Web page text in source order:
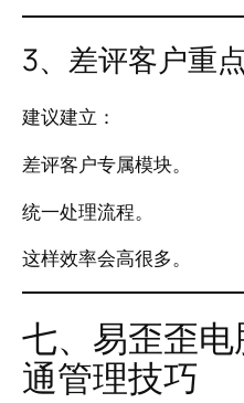
3、差评客户重
建议建立：
差评客户专属模块。
统一处理流程。
这样效率会高很多。
七、易歪歪
通管理技巧